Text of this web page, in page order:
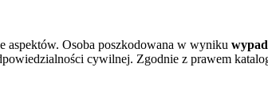
aspektów. Osoba poszkodowana w wyniku
cywilnej. Zgodnie z prawem